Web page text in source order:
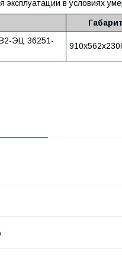
эксплуатации в условиях
ЭЦ 36251-